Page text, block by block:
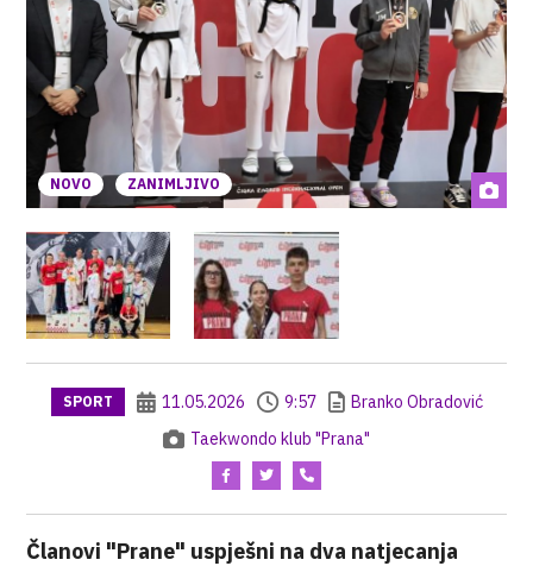
NOVO ZANIMLJIVO
SPORT 11.05.2026 9:57
Branko Obradović
Taekwondo klub "Prana"
Članovi "Prane" uspješni na dva natjecanja